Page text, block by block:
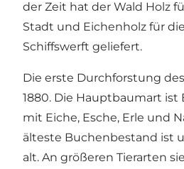
der Zeit hat der Wald Holz
Stadt und Eichenholz für
Schiffswerft geliefert.
Die erste Durchforstung
1880. Die Hauptbaumart ist
mit Eiche, Esche, Erle und
älteste Buchenbestand ist
alt. An größeren Tierarten